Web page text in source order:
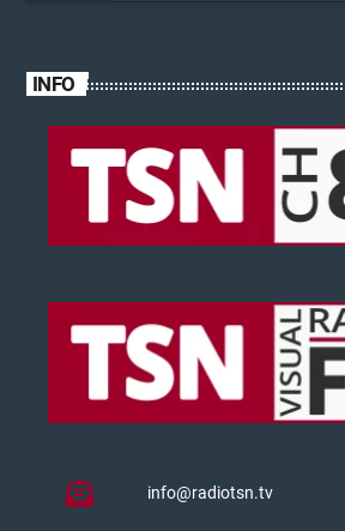
INFO
info@radiotsn.tv